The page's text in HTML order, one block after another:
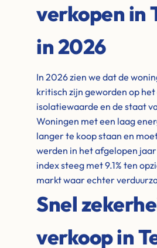
verkopen in
in 2026
In 2026 zien we dat de
kritisch zijn geworden op
isolatiewaarde en de staat
Woningen met een laag
langer te koop staan en
werden in het afgelopen
index steeg met 9.1% ten
markt waar echter
Snel
verkoop in